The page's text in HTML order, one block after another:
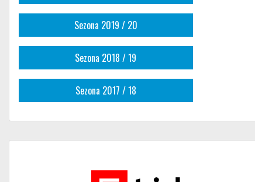
Sezona 2019 / 20
Sezona 2018 / 19
Sezona 2017 / 18